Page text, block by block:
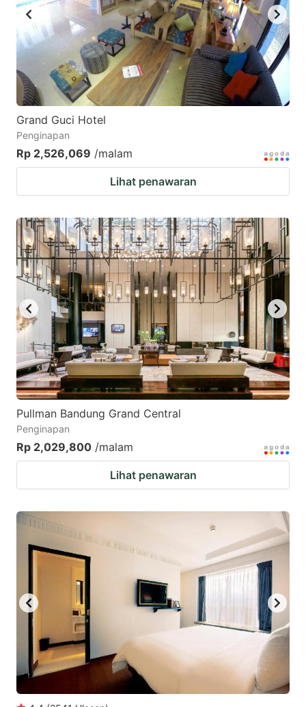
to
get
the
keyboard
shortcuts
for
changing
dates.
to
get
the
keyboard
shortcuts
Grand Guci Hotel
Penginapan
Rp 2,526,069 /malam
Lihat penawaran
Pullman Bandung Grand Central
Penginapan
Rp 2,029,800 /malam
Lihat penawaran